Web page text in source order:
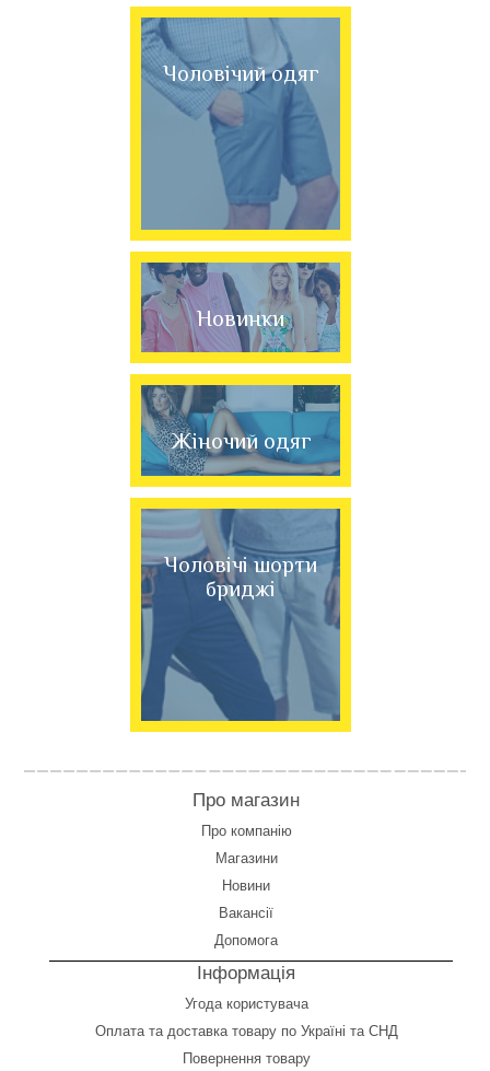
Чоловічий одяг
Новинки
Жіночий одяг
Чоловічі шорти
бриджі
Про магазин
Про компанію
Магазини
Новини
Вакансії
Допомога
Інформація
Угода користувача
Оплата та доставка товару по Україні та СНД
Повернення товару